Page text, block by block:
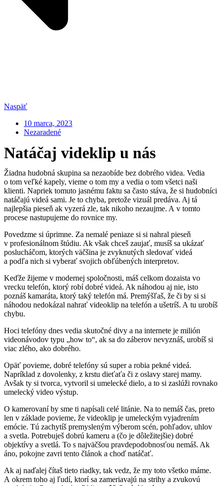
Naspäť
10 marca, 2023
Nezaradené
Natáčaj videklip u nás
Žiadna hudobná skupina sa nezaobíde bez dobrého videa. Vedia
o tom veľké kapely, vieme o tom my a vedia o tom všetci naši
klienti. Napriek tomuto jasnému faktu sa často stáva, že si hudobníci
natáčajú videá sami. Je to chyba, pretože vizuál predáva. Aj tá
najlepšia pieseň ak vyzerá zle, tak nikoho nezaujme. A v tomto
procese nastupujeme do rovnice my.
Povedzme si úprimne. Za nemalé peniaze si si nahral pieseň
v profesionálnom štúdiu. Ak však chceš zaujať, musíš sa ukázať
poslucháčom, ktorých väčšina je zvyknutých sledovať videá
a podľa nich si vyberať svojich obľúbených interpretov.
Keďže žijeme v modernej spoločnosti, máš celkom dozaista vo
vrecku telefón, ktorý robí dobré videá. Ak náhodou aj nie, isto
poznáš kamaráta, ktorý taký telefón má. Premýšľaš, že či by si si
náhodou nedokázal nahrať videoklip na telefón a ušetríš. A tu urobíš
chybu.
Hoci telefóny dnes vedia skutočné divy a na internete je milión
videonávodov typu „how to“, ak sa do záberov nevyznáš, urobíš si
viac zlého, ako dobrého.
Opäť povieme, dobré telefóny sú super a robia pekné videá.
Napríklad z dovolenky, z krstu dieťaťa či z oslavy starej mamy.
Avšak ty si tvorca, vytvoril si umelecké dielo, a to si zaslúži rovnako
umelecký video výstup.
O kamerovaní by sme ti napísali celé litánie. Na to nemáš čas, preto
len v základe povieme, že videoklip je umeleckým vyjadrením
emócie. Tú zachytíš premysleným výberom scén, pohľadov, uhlov
a svetla. Potrebuješ dobrú kameru a (čo je dôležitejšie) dobré
objektívy a svetlá. To s najväčšou pravdepodobnosťou nemáš. Ak
áno, pokojne zavri tento článok a choď natáčať.
Ak aj naďalej čítaš tieto riadky, tak vedz, že my toto všetko máme.
A okrem toho aj ľudí, ktorí sa zameriavajú na strihy a zvukovú